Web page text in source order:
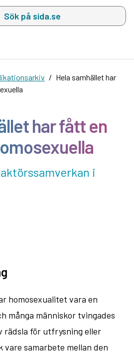
sida.se, sökförslag kommer att visas
Hela samhället har
har fått en
i
homosexualitet vara en
många människor tvingades
rädsla för utfrysning eller
samarbete mellan den